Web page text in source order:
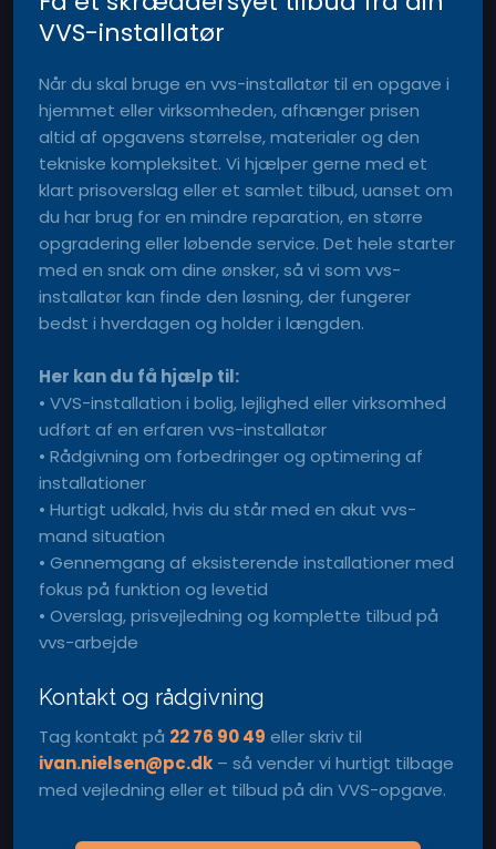
VVS-installatør
Når du skal bruge en vvs-installatør til en opgave i
hjemmet eller virksomheden, afhænger prisen
altid af opgavens størrelse, materialer og den
tekniske kompleksitet. Vi hjælper gerne med et
klart prisoverslag eller et samlet tilbud, uanset om
du har brug for en mindre reparation, en større
opgradering eller løbende service. Det hele starter
med en snak om dine ønsker, så vi som vvs-
installatør kan finde den løsning, der fungerer
bedst i hverdagen og holder i længden.
Her kan du få hjælp til:
• VVS-installation i bolig, lejlighed eller virksomhed
udført af en erfaren vvs-installatør
• Rådgivning om forbedringer og optimering af
installationer
• Hurtigt udkald, hvis du står med en akut vvs-
mand situation
• Gennemgang af eksisterende installationer med
fokus på funktion og levetid
• Overslag, prisvejledning og komplette tilbud på
vvs-arbejde
Kontakt og rådgivning
Tag kontakt på 22 76 90 49 eller skriv til
ivan.nielsen@pc.dk– så vender vi hurtigt tilbage
med vejledning eller et tilbud på din VVS-opgave.